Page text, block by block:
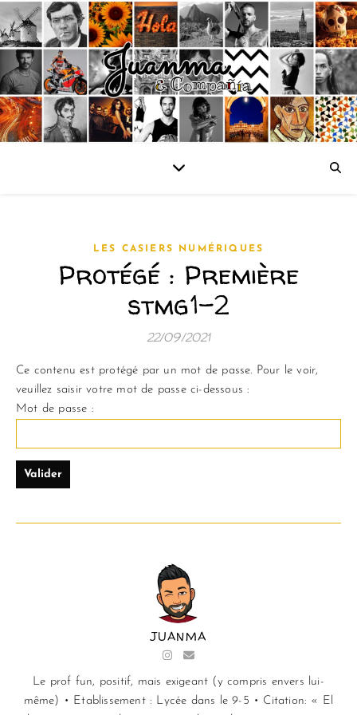
LES CASIERS NUMÉRIQUES
Protégé : Première
stmg1-2
22/09/2021
Ce contenu est protégé par un mot de passe. Pour le voir,
veuillez saisir votre mot de passe ci-dessous :
Mot de passe :
JUANMA
Le prof fun, positif, mais exigeant (y compris envers lui-
même) • Etablissement : Lycée dans le 9-5 • Citation: « El